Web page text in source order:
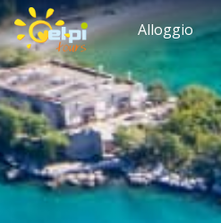
Alloggio